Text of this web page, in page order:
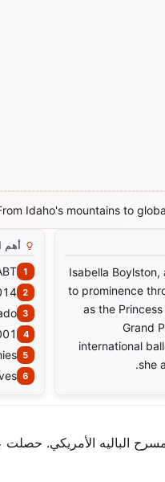
Idaho's mountains to
Isabella
to prominence
as the
Grand
international
she
أهم